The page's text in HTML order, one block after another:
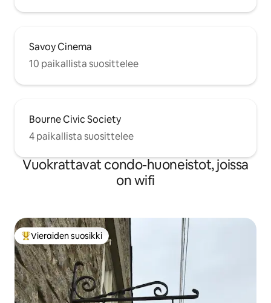
Savoy Cinema
10 paikallista suosittelee
Bourne Civic Society
4 paikallista suosittelee
Vuokrattavat condo-huoneistot, joissa
on wifi
Vieraiden suosikkien parhaimmistoa
Vieraiden suosikki